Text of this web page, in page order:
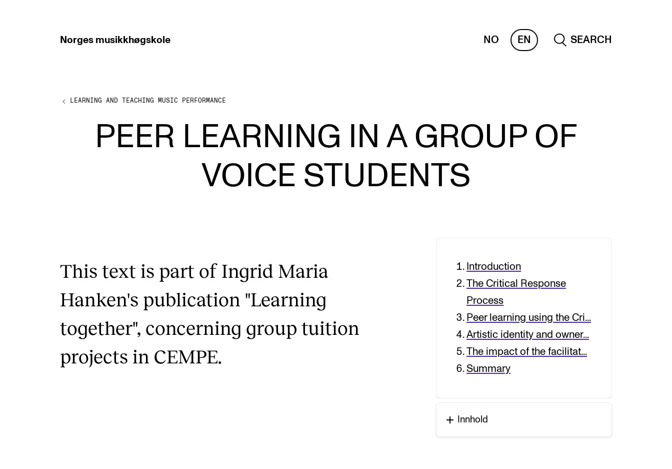
hjem
Norges musikkhøgskole NO EN SEARCH
ABOUT PRAXIS
PRAXIS: Resources and experiences in
developing higher music education
Evolving Higher Music Education
Learning and Teaching Music Performance
Student Voices
Musicians Exploring
EX CEMPE
SKUBA
LEARNING AND TEACHING MUSIC PERFORMANCE
PEER LEARNING IN A GROUP OF
VOICE STUDENTS
This text is part of Ingrid Maria
Hanken's publication "Learning
together", concerning group tuition
projects in CEMPE.
Kristin Kjølberg
Introduction
The Critical Response
Process
Peer learning using the Cri...
Artistic identity and owner...
The impact of the facilitat...
Summary
Innhold